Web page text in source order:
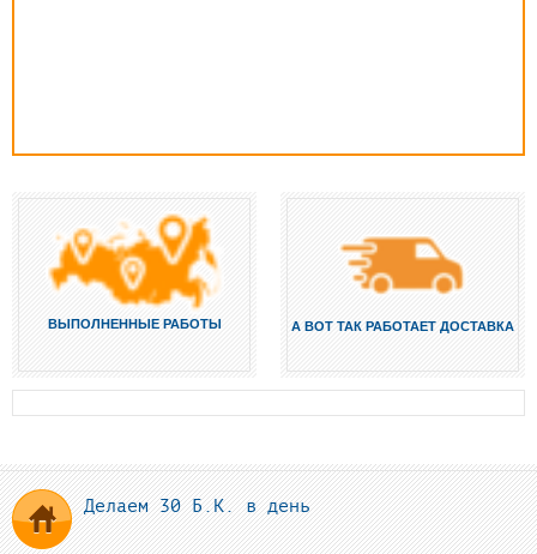
ВЫПОЛНЕННЫЕ РАБОТЫ А ВОТ ТАК РАБОТАЕТ ДОСТАВКА
Делаем 30 Б.К. в день